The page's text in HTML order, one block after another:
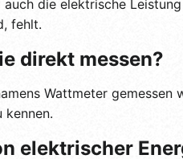
die elektrische
fehlt.
direkt messen?
Wattmeter gemessen
kennen.
elektrischer